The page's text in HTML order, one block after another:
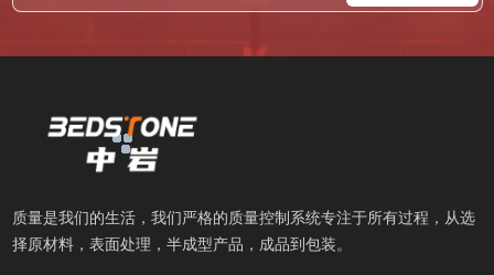
质量是我们的生活，我们严格的质量控制系统专注于所有过程，从选
择原材料，表面处理，半成型产品，成品到包装。